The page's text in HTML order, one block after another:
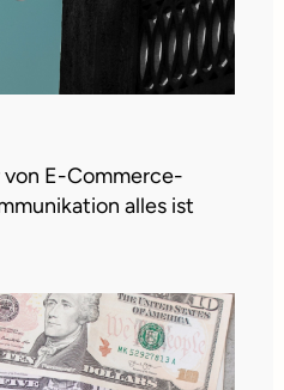
E-Commerce-
alles ist